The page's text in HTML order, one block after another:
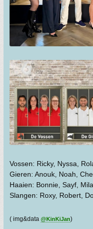
Vossen: Ricky, Nyssa,
Gieren: Anouk, Noah,
Haaien: Bonnie, Sayf,
Slangen: Roxy, Robert,
( img&data @KinKiJan)